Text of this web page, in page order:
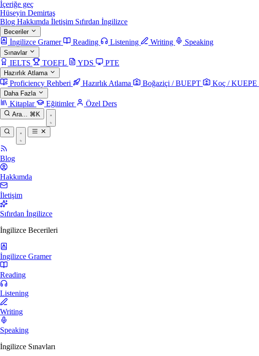
İçeriğe geç
Hüseyin Demirtaş
Blog Hakkımda İletişim Sıfırdan İngilizce
Beceriler
İngilizce Gramer Reading Listening Writing Speaking
Sınavlar
IELTS TOEFL YDS PTE
Hazırlık Atlama
Proficiency Rehberi Hazırlık Atlama Boğaziçi / BUEPT Koç / KUEPE
Daha Fazla
Kitaplar Eğitimler Özel Ders
Ara... ⌘K
Blog
Hakkımda
İletişim
Sıfırdan İngilizce
İngilizce Becerileri
İngilizce Gramer
Reading
Listening
Writing
Speaking
İngilizce Sınavları